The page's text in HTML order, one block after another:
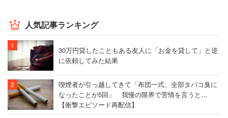
人気記事ランキング
30万円貸したこともある友人に「お金を貸して」と逆
に依頼してみた結果
喫煙者が引っ越してきて「布団一式、全部タバコ臭に
なったことが5回」 我慢の限界で苦情を言うと…
【衝撃エピソード再配信】